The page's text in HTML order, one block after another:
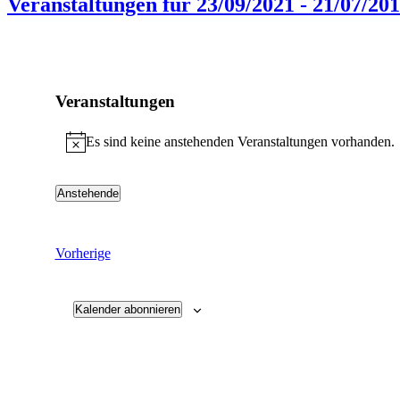
Veranstaltungen
Hinweis
Es sind keine anstehenden Veranstaltungen vorhanden.
Anstehende
VorherigeVeranstaltungen
Kalender abonnieren